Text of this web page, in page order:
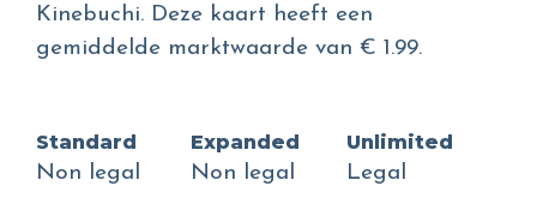
Kinebuchi. Deze kaart heeft een
gemiddelde marktwaarde van € 1.99.
Standard
Non legal
Expanded
Non legal
Unlimited
Legal